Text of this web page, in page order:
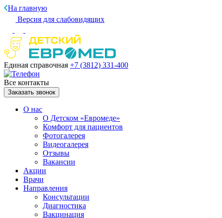
На главную
Версия для слабовидящих
Единая справочная +7 (3812) 331-400
Все контакты
Заказать звонок
О нас
О Детском «Евромеде»
Комфорт для пациентов
Фотогалерея
Видеогалерея
Отзывы
Вакансии
Акции
Врачи
Направления
Консультации
Диагностика
Вакцинация